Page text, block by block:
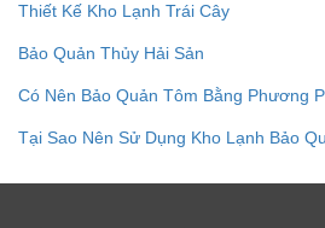
Thiết Kế Kho Lạnh Trái Cây
Bảo Quản Thủy Hải Sản
Có Nên Bảo Quản Tôm Bằng Phương
Tại Sao Nên Sử Dụng Kho Lạnh Bảo